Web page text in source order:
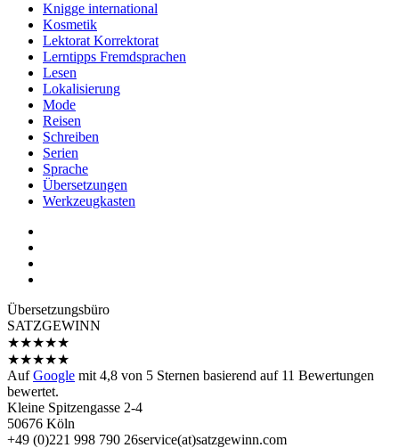
Knigge international
Kosmetik
Lektorat Korrektorat
Lerntipps Fremdsprachen
Lesen
Lokalisierung
Mode
Reisen
Schreiben
Serien
Sprache
Übersetzungen
Werkzeugkasten
Übersetzungs­büro
SATZGEWINN
★★★★★
★★★★★
AufGoogle mit 4,8 von 5 Sternen basierend auf 11 Bewertungen
bewertet.
Kleine Spitzengasse 2-4
50676 Köln
+49 (0)221 998 790 26service(at)satz­gewinn.com